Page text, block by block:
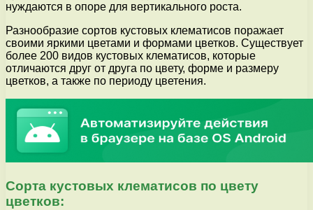
нуждаются в опоре для вертикального роста.
Разнообразие сортов кустовых клематисов поражает
своими яркими цветами и формами цветков. Существует
более 200 видов кустовых клематисов, которые
отличаются друг от друга по цвету, форме и размеру
цветков, а также по периоду цветения.
Сорта кустовых клематисов по цвету
цветков: